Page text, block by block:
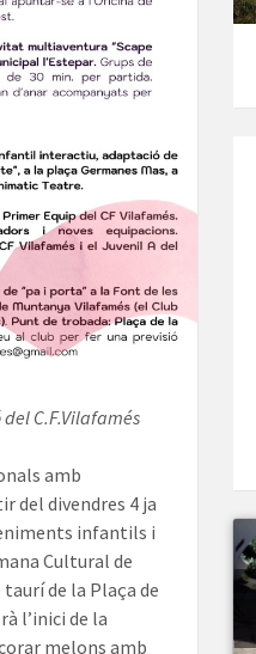
C.F.Vilafamés
amb
del divendres 4 ja
infantils i
Cultural de
taurí de la Plaça de
l’inici de la
melons amb